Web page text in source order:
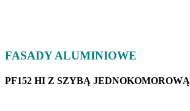
FASADY ALUMINIOWE
PF152 HI Z SZYBĄ JEDNOKOMOROWĄ